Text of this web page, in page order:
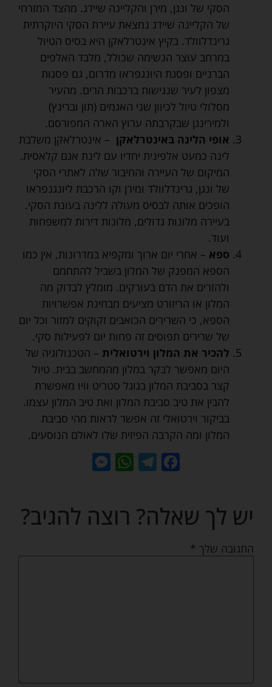
הסקי של ונגן, מירן והקליינה שיידג. מהצד המזרחי
של הקליינה שיידג נמצאת עיירת הסקי היוקרתית
גרינדלוולד. בקיץ אינטרלאקן היא בסיס הטיול
במרחב עוצר הנשימה שכולל, מלבד האלפים
הברניים ופסגת היונגפראו מדרום, גם פסגות
מצפון לעיר שנגישות ברכבות הרים. מהעיר
מסלולי טיול לכיוון שני האגמים (תון וברינץ)
ולמירינגן שבקרבתה ערוץ הארה המפורסם.
אופי הלינה באינטרלאקן– אינטרלאקן משלבת
לינה כמעט אלפינית יחדיו עם לינת אגם קלאסית.
המיקום של העיירה והחיבור שלה לאתרי הסקי
של ונגן, גרינדלוולד ומירן וקו הרכבת ליונגנפראו
הופכים אותה לבסיס מעולה ללינה בעונת הסקי.
בעיירה מלונות גדולים, מלונות דירות למשפחות
ועוד.
ספא– אחרי יום ארוך ומקפיא במדרונות, אין כמו
הספא המפנק של המלון בשביל להתחמם
ולהזרים את הדם בעורקים. מומלץ לבדוק מה
המלון או הריזורט מציעים מבחינת אפשרויות
הספא, כי השרירים הכואבים זקוקים למזור וכל יום
של שרירים תפוסים זה פחות יום לפעילות סקי.
להכיר את המלון וירטואלית– הטכנולוגיה של
היום מאפשר לבקר במלון מהמחשב בבית. טיול
קצר בסביבת המלון בגוגל סטריט וויו מאפשרת
להבין את טיב סביבת המלון ואת טיב המלון עצמו.
בביקור וירטואלי זה אפשר לראות מהי סביבת
המלון ומה הקרבה הפיזית שלו לאולם הנוסעים.
Facebook
Telegram
WhatsApp
Messenger
יש לך שאלה? רוצה להגיב?
התגובה שלך*